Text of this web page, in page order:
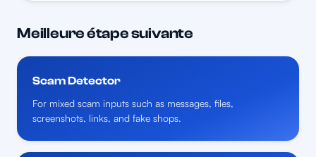
Meilleure étape suivante
Scam Detector
For mixed scam inputs such as messages, files,
screenshots, links, and fake shops.